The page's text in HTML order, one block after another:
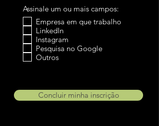
Assinale um ou mais campos:
Empresa em que trabalho
LinkedIn
Instagram
Pesquisa no Google
Outros
Concluir minha inscrição